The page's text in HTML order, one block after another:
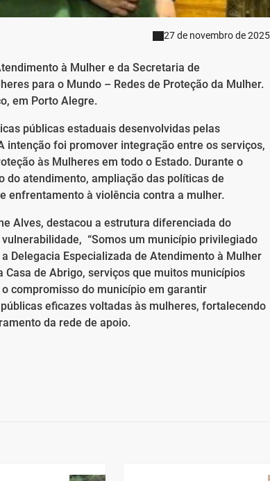
27 de novembro de 2025
à Mulher e da Secretaria de
para o Mundo – Redes de Proteção da Mulher.
em Porto Alegre.
públicas estaduais desenvolvidas pelas
intenção foi promover integração entre os serviços,
às Mulheres em todo o Estado. Durante o
atendimento, ampliação das políticas de
enfrentamento à violência contra a mulher.
Alves, destacou a estrutura diferenciada do
“Somos um município privilegiado
Delegacia Especializada de Atendimento à Mulher
Casa de Abrigo, serviços que muitos municípios
compromisso do município em garantir
eficazes voltadas às mulheres, fortalecendo
da rede de apoio.